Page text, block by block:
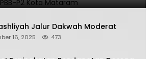
Jalur Dakwah Moderat
16, 2025 473